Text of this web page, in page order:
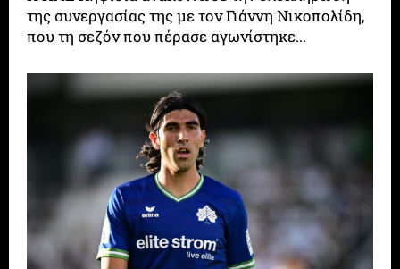
της συνεργασίας της με τον Γιάννη Νικοπολίδη,
που τη σεζόν που πέρασε αγωνίστηκε...